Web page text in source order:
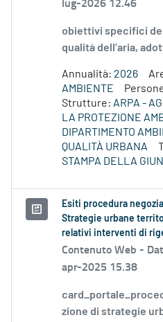
obiettivi specifici
qualità dell’aria,
Annualità: 2026
AMBIENTE
Strutture: ARPA -
LA PROTEZIONE
DIPARTIMENTO
QUALITÀ URBANA
STAMPA DELLA
Esiti procedura
Strategie urbane
relativi interventi di
Contenuto Web -
apr-2025 15.38
zione di strategie